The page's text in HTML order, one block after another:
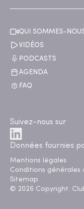
QUI SOMMES-
VIDÉOS
PODCASTS
AGENDA
FAQ
Suivez-nous sur
Données fournies
Mentions légales
Conditions générales
Sitemap
© 2026 Copyright.